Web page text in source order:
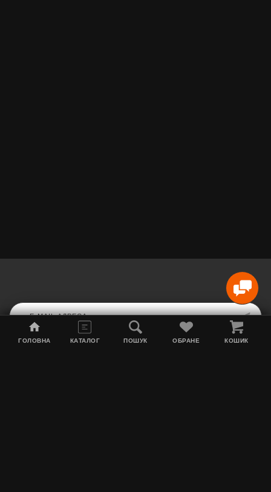
ГОЛОВНА КАТАЛОГ ПОШУК ОБРАНЕ КОШИК